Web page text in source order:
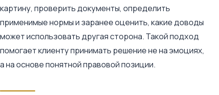
картину, проверить документы, определить
применимые нормы и заранее оценить, какие доводы
может использовать другая сторона. Такой подход
помогает клиенту принимать решение не на эмоциях,
а на основе понятной правовой позиции.